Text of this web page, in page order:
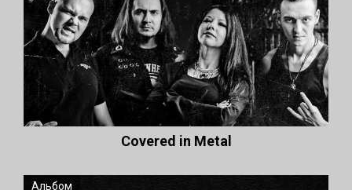
Covered in Metal
Альбом